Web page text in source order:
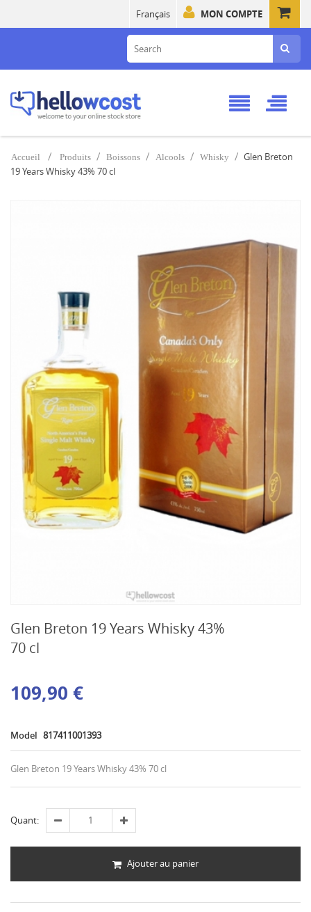
MON COMPTE
Français
Accueil Produits Boissons Alcools Whisky
Glen Breton
19 Years Whisky 43% 70 cl
Glen Breton 19 Years Whisky 43%
70 cl
109,90 €
Model 817411001393
Glen Breton 19 Years Whisky 43% 70 cl
Quant:
Ajouter au panier